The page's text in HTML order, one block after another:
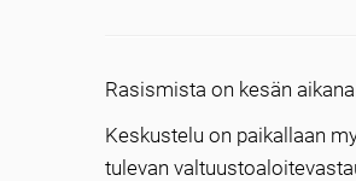
Rasismista on kesän
Keskustelu on paikallaan
tulevan